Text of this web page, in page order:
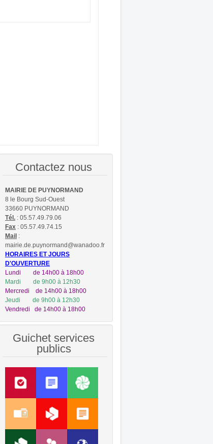
Contactez nous
MAIRIE DE PUYNORMAND
8 le Bourg Sud-Ouest
33660 PUYNORMAND
Tél. : 05.57.49.79.06
Fax : 05.57.49.74.15
Mail :
mairie.de.puynormand@wanadoo.fr
HORAIRES ET JOURS
D'OUVERTURE
Lundi de 14h00 à 18h00
Mardi de 9h00 à 12h30
Mercredi de 14h00 à 18h00
Jeudi de 9h00 à 12h30
Vendredi de 14h00 à 18h00
Guichet services
publics